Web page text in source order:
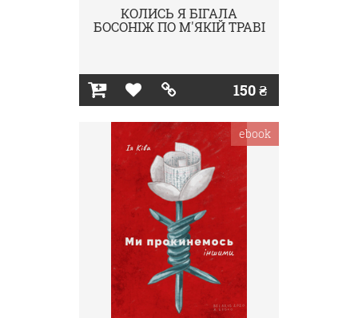
КОЛИСЬ Я БІГАЛА
БОСОНІЖ ПО М'ЯКІЙ ТРАВІ
150 ₴
ebook